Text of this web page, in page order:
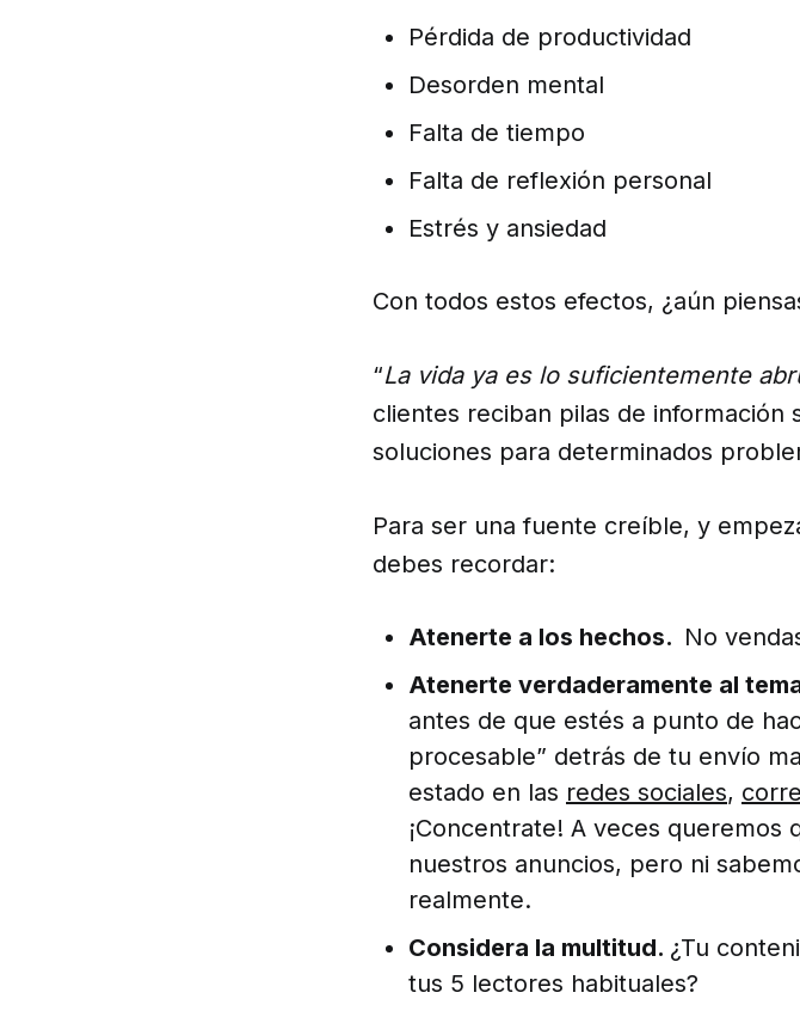
Pérdida de productividad
Desorden mental
Falta de tiempo
Falta de reflexión personal
Estrés y ansiedad
Con todos estos efectos, ¿aún
“La vida ya es lo suficientemente
clientes reciban pilas de información
soluciones para determinados
Para ser una fuente creíble, y
debes recordar:
Atenerte a los hechos. No
Atenerte verdaderamente al
antes de que estés a punto de
procesable” detrás de tu envío
estado en las redes sociales,
¡Concentrate! A veces queremos
nuestros anuncios, pero ni
realmente.
Considera la multitud. ¿Tu
tus 5 lectores habituales?